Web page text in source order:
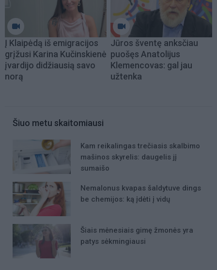
Į Klaipėdą iš emigracijos
grįžusi Karina Kučinskienė
įvardijo didžiausią savo
norą
Jūros šventę anksčiau
puošęs Anatolijus
Klemencovas: gal jau
užtenka
Šiuo metu skaitomiausi
Kam reikalingas trečiasis skalbimo
mašinos skyrelis: daugelis jį
sumaišo
Nemalonus kvapas šaldytuve dings
be chemijos: ką įdėti į vidų
Šiais mėnesiais gimę žmonės yra
patys sėkmingiausi